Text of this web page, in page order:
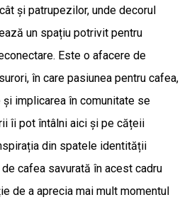
și patrupezilor, unde decorul
un spațiu potrivit pentru
Este o afacere de
în care pasiunea pentru cafea,
implicarea în comunitate se
îi pot întâlni aici și pe cățeii
din spatele identității
cafea savurată în acest cadru
de a aprecia mai mult momentul